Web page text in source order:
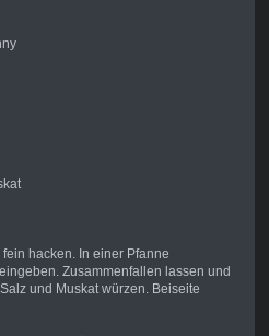
hacken. In einer Pfanne
Zusammenfallen lassen und
und Muskat würzen. Beiseite